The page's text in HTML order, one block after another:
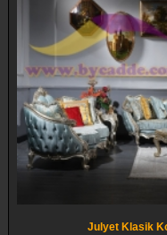
Julyet Klasik